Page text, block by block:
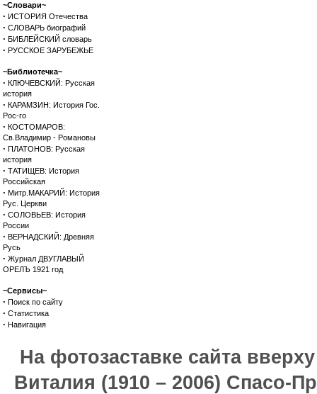
~Словари~
· ИСТОРИЯ Отечества
· СЛОВАРЬ биографий
· БИБЛЕЙСКИЙ словарь
· РУССКОЕ ЗАРУБЕЖЬЕ
~Библиотечка~
· КЛЮЧЕВСКИЙ: Русская
история
· КАРАМЗИН: История Гос.
Рос-го
· КОСТОМАРОВ:
Св.Владимир - Романовы
· ПЛАТОНОВ: Русская
история
· ТАТИЩЕВ: История
Российская
· Митр.МАКАРИЙ: История
Рус. Церкви
· СОЛОВЬЕВ: История
России
· ВЕРНАДСКИЙ: Древняя
Русь
· Журнал ДВУГЛАВЫЙ
ОРЕЛЪ 1921 год
~Сервисы~
· Поиск по сайту
· Статистика
· Навигация
На фотозаставке сайта
Виталия (1910 – 2006) Спасо-